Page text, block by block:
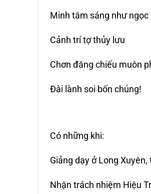
Minh tâm sáng như ngọc
Cảnh trí tợ thủy lưu
Chơn đăng chiếu muôn
Đài lành soi bốn chúng!
Có những khi:
Giảng dạy ở Long
Nhận trách nhiệm Hiệu